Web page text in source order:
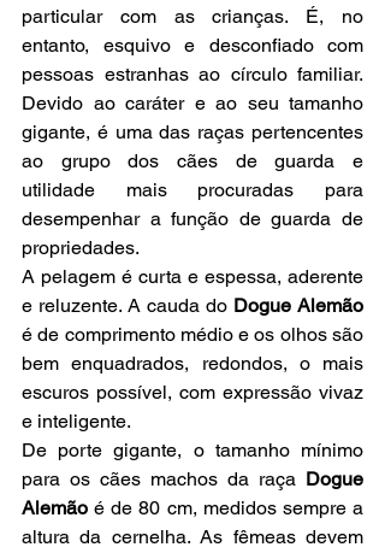
particular com as crianças. É, no
entanto, esquivo e desconfiado com
pessoas estranhas ao círculo familiar.
Devido ao caráter e ao seu tamanho
gigante, é uma das raças pertencentes
ao grupo dos cães de guarda e
utilidade mais procuradas para
desempenhar a função de guarda de
propriedades.
A pelagem é curta e espessa, aderente
e reluzente. A cauda do Dogue Alemão
é de comprimento médio e os olhos são
bem enquadrados, redondos, o mais
escuros possível, com expressão vivaz
e inteligente.
De porte gigante, o tamanho mínimo
para os cães machos da raça Dogue
Alemão é de 80 cm, medidos sempre a
altura da cernelha. As fêmeas devem